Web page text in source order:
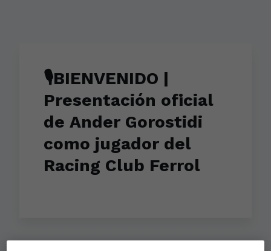
🎙BIENVENIDO |
Presentación oficial
de Ander Gorostidi
como jugador del
Racing Club Ferrol